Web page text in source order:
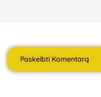
Paskelbti Komentarą